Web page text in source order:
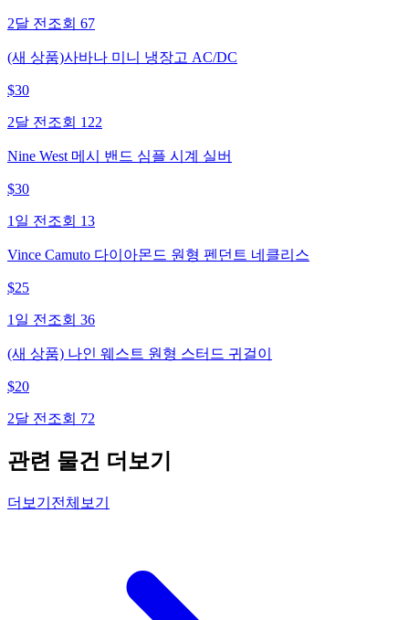
2달 전 조회 67
(새 상품)사바나 미니 냉장고 AC/DC
$30
2달 전 조회 122
Nine West 메시 밴드 심플 시계 실버
$30
1일 전 조회 13
Vince Camuto 다이아몬드 원형 펜던트 네클리스
$25
1일 전 조회 36
(새 상품) 나인 웨스트 원형 스터드 귀걸이
$20
2달 전 조회 72
관련 물건 더보기
더보기 전체보기